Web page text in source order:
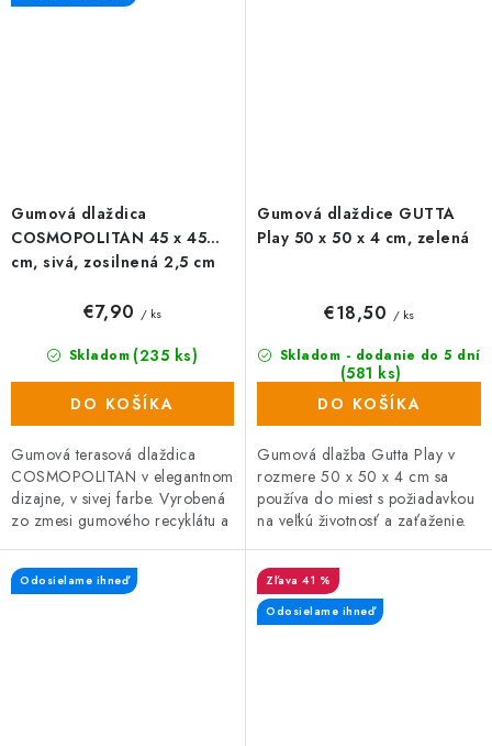
Gumová dlaždica
COSMOPOLITAN 45 x 45
cm, sivá, zosilnená 2,5 cm
Skladom (235 ks)
€7,90 / ks
DO KOŠÍKA
Gumová terasová dlaždica
COSMOPOLITAN v elegantnom
dizajne, v sivej farbe. Vyrobená
zo zmesi gumového recyklátu a
vysokú odolnosť a dlhú...
Gumová dlaždice GUTTA
Play 50 x 50 x 4 cm, zelená
Skladom - dodanie do 5 dní
(581 ks)
€18,50 / ks
DO KOŠÍKA
Gumová dlažba Gutta Play v
rozmere 50 x 50 x 4 cm sa
používa do miest s požiadavkou
na veľkú životnosť a zaťaženie.
pre detské ihriská, herne či...
Odosielame ihneď
41 %
Odosielame ihneď